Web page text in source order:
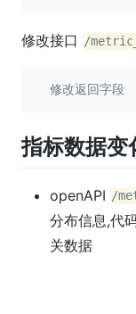
修改接口 /
  修改返回字段
指标数据变
openAPI /
分布信息,代
关数据